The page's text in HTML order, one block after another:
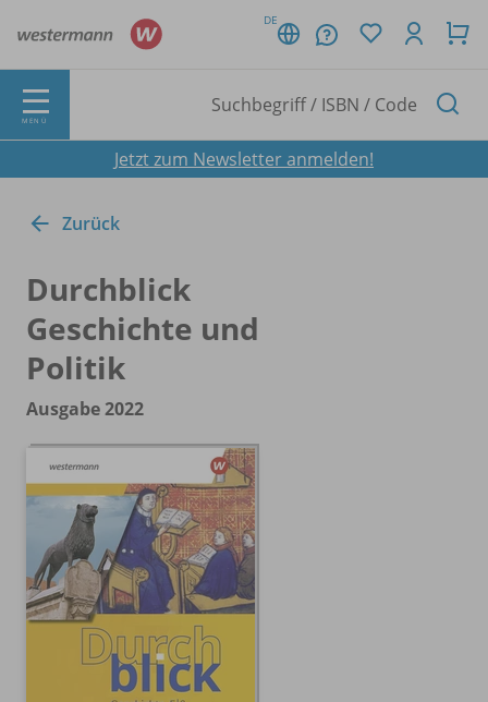
DE
MENÜ
Jetzt zum Newsletter anmelden!
Zurück
Durchblick
Geschichte und
Politik
Ausgabe 2022